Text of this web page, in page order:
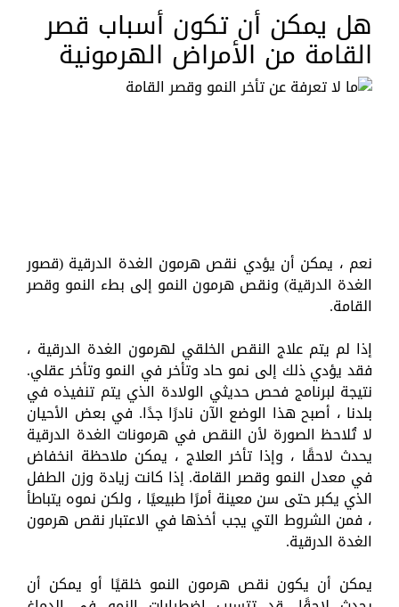
هل يمكن أن تكون أسباب قصر
القامة من الأمراض الهرمونية
نعم ، يمكن أن يؤدي نقص هرمون الغدة الدرقية (قصور
الغدة الدرقية) ونقص هرمون النمو إلى بطء النمو وقصر
القامة.
إذا لم يتم علاج النقص الخلقي لهرمون الغدة الدرقية ،
فقد يؤدي ذلك إلى نمو حاد وتأخر في النمو وتأخر عقلي.
نتيجة لبرنامج فحص حديثي الولادة الذي يتم تنفيذه في
بلدنا ، أصبح هذا الوضع الآن نادرًا جدًا. في بعض الأحيان
لا تُلاحظ الصورة لأن النقص في هرمونات الغدة الدرقية
يحدث لاحقًا ، وإذا تأخر العلاج ، يمكن ملاحظة انخفاض
في معدل النمو وقصر القامة. إذا كانت زيادة وزن الطفل
الذي يكبر حتى سن معينة أمرًا طبيعيًا ، ولكن نموه يتباطأ
، فمن الشروط التي يجب أخذها في الاعتبار نقص هرمون
الغدة الدرقية.
يمكن أن يكون نقص هرمون النمو خلقيًا أو يمكن أن